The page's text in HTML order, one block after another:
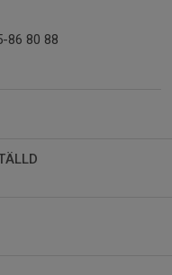
86 80 88